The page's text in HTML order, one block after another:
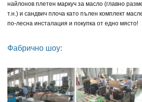
найлонов плетен маркуч за масло (главно
т.н.) и сандвич плоча като пълен комплект
по-лесна инсталация и покупка от едно място!
Фабрично шоу: